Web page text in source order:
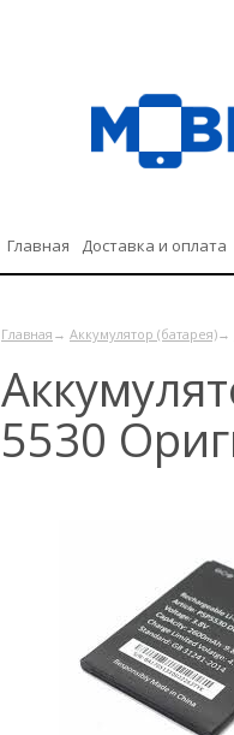
Главная Доставка и оплата
Главная → Аккумулятор (батарея)→
5530